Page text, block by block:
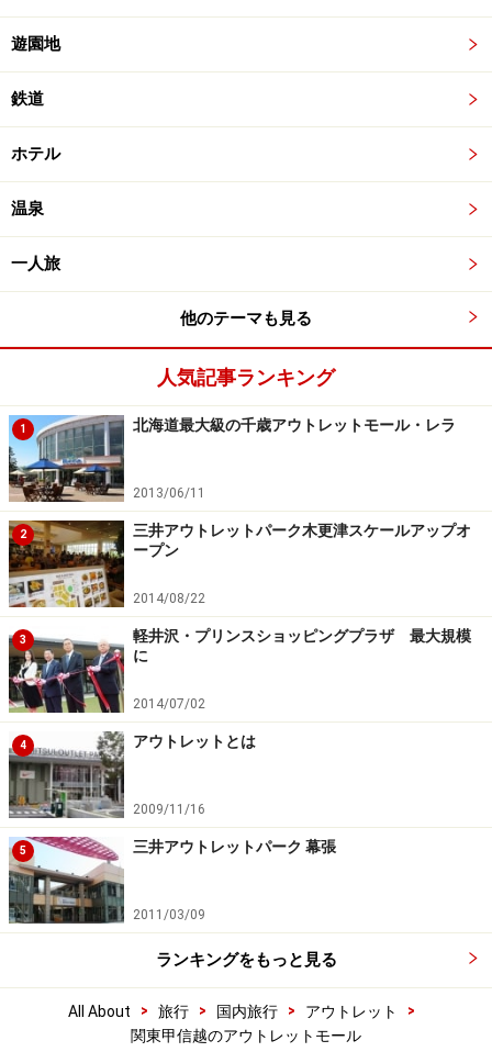
遊園地
鉄道
ホテル
温泉
一人旅
他のテーマも見る
人気記事ランキング
1 北海道最大級の千歳アウトレットモール・レラ
2013/06/11
2
三井アウトレットパーク木更津スケールアップオ
ープン
2014/08/22
3
軽井沢・プリンスショッピングプラザ 最大規模
に
2014/07/02
4 アウトレットとは
2009/11/16
5 三井アウトレットパーク 幕張
2011/03/09
ランキングをもっと見る
All About > 旅行 > 国内旅行 > アウトレット
>
関東甲信越のアウトレットモール